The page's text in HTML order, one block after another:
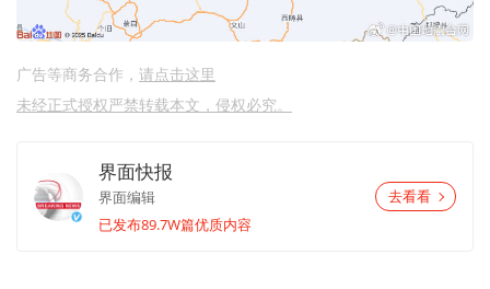
广告等商务合作， 请点击这里
未经正式授权严禁转载本文，侵权必究。
界面快报
界面编辑
已发布89.7W篇优质内容
去看看